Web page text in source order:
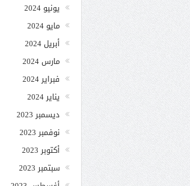
يونيو 2024
مايو 2024
أبريل 2024
مارس 2024
فبراير 2024
يناير 2024
ديسمبر 2023
نوفمبر 2023
أكتوبر 2023
سبتمبر 2023